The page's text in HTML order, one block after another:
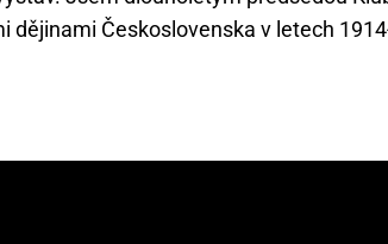
dějinami Československa v letech